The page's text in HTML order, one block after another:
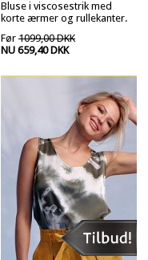
Bluse i viscosestrik med
korte ærmer og rullekanter.
Før 1099,00 DKK
NU 659,40 DKK